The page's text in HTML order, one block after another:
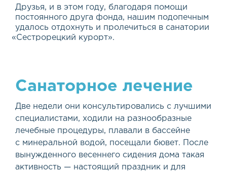
Друзья, и в этом году, благодаря помощи
постоянного друга фонда, нашим подопечным
удалось отдохнуть и пролечиться в санатории
«Сестрорецкий курорт».
Санаторное лечение
Две недели они консультировались с лучшими
специалистами, ходили на разнообразные
лечебные процедуры, плавали в бассейне
с минеральной водой, посещали бювет. После
вынужденного весеннего сидения дома такая
активность — настоящий праздник и для